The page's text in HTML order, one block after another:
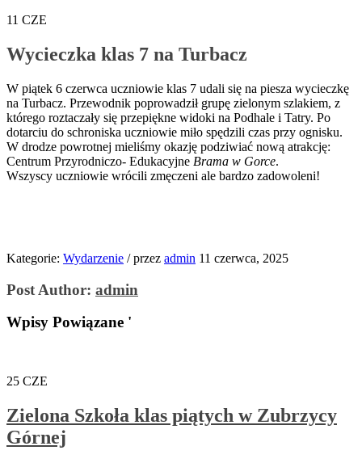
11 CZE
Wycieczka klas 7 na Turbacz
W piątek 6 czerwca uczniowie klas 7 udali się na piesza wycieczkę
na Turbacz. Przewodnik poprowadził grupę zielonym szlakiem, z
którego roztaczały się przepiękne widoki na Podhale i Tatry. Po
dotarciu do schroniska uczniowie miło spędzili czas przy ognisku.
W drodze powrotnej mieliśmy okazję podziwiać nową atrakcję:
Centrum Przyrodniczo- Edukacyjne Brama w Gorce.
Wszyscy uczniowie wrócili zmęczeni ale bardzo zadowoleni!
Kategorie: Wydarzenie /przez admin 11 czerwca, 2025
Post Author: admin
Wpisy Powiązane '
25 CZE
Zielona Szkoła klas piątych w Zubrzycy
Górnej